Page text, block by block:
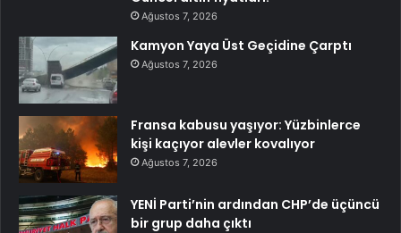
Ağustos 7, 2026
Kamyon Yaya Üst Geçidine Çarptı
Ağustos 7, 2026
Fransa kabusu yaşıyor: Yüzbinlerce
kişi kaçıyor alevler kovalıyor
Ağustos 7, 2026
YENİ Parti’nin ardından CHP’de üçüncü
bir grup daha çıktı